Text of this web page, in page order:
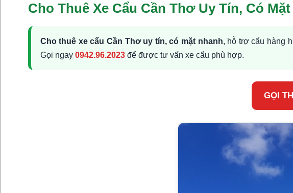
Cho Thuê Xe Cẩu Cần Thơ Uy Tín, Có Mặt
Cho thuê xe cẩu Cần Thơ uy tín, có mặt nhanh, hỗ trợ cẩu hàng
Gọi ngay 0942.96.2023để được tư vấn xe cẩu phù hợp.
GỌI